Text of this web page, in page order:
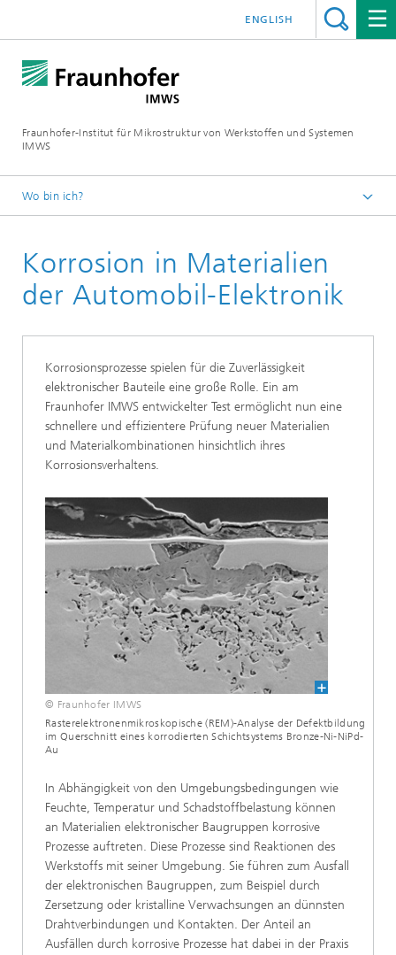
Fraunhofer-Institut für Mikrostruktur von Werkstoffen und Systemen
IMWS
ENGLISH
Wo bin ich?
Kompetenzfelder
Elektronik
Korrosion in Materialien
der Automobil-Elektronik
Korrosionsprozesse spielen für die Zuverlässigkeit
elektronischer Bauteile eine große Rolle. Ein am
Fraunhofer IMWS entwickelter Test ermöglicht nun eine
schnellere und effizientere Prüfung neuer Materialien
und Materialkombinationen hinsichtlich ihres
Korrosionsverhaltens.
© Fraunhofer IMWS
Rasterelektronenmikroskopische (REM)-Analyse der Defektbildung
im Querschnitt eines korrodierten Schichtsystems Bronze-Ni-NiPd-
Au
In Abhängigkeit von den Umgebungsbedingungen wie
Feuchte, Temperatur und Schadstoffbelastung können
an Materialien elektronischer Baugruppen korrosive
Prozesse auftreten. Diese Prozesse sind Reaktionen des
Werkstoffs mit seiner Umgebung. Sie führen zum Ausfall
der elektronischen Baugruppen, zum Beispiel durch
Zersetzung oder kristalline Verwachsungen an dünnsten
Drahtverbindungen und Kontakten. Der Anteil an
Ausfällen durch korrosive Prozesse hat dabei in der Praxis